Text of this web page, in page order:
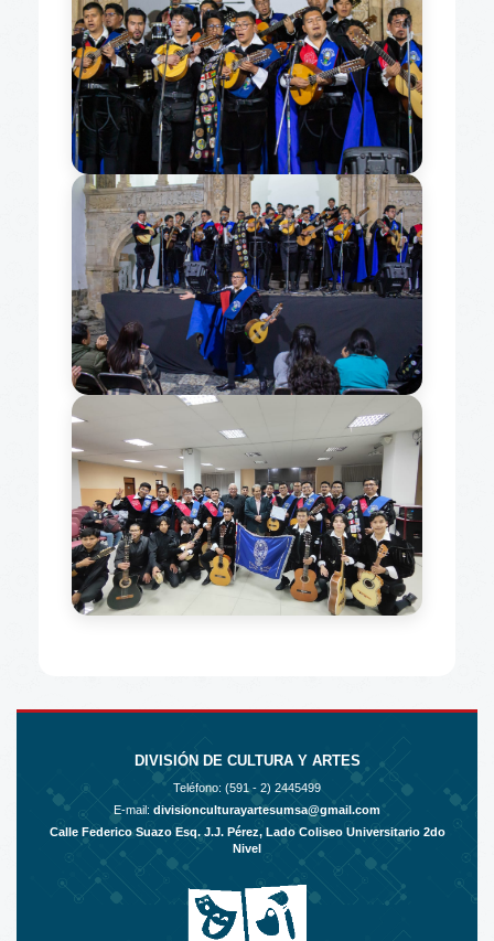
DIVISIÓN DE CULTURA Y ARTES
Teléfono: (591 - 2) 2445499
E-mail: divisionculturayartesumsa@gmail.com
Calle Federico Suazo Esq. J.J. Pérez, Lado Coliseo Universitario 2do
Nivel